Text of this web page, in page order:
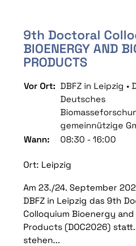
9th Doctoral
BIOENERGY AND
PRODUCTS
Vor Ort: DBFZ in Leipzig •
Deutsches
gemeinnützige
Wann:
08:30 - 16:00
Ort: Leipzig
Am 23./24. September
DBFZ in Leipzig das 9th
Colloquium Bioenergy
Products (DOC2026) statt.
stehen...